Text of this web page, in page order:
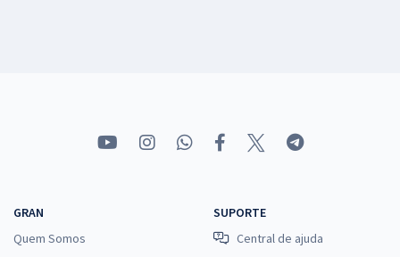
GRAN
Quem Somos
SUPORTE
Central de ajuda